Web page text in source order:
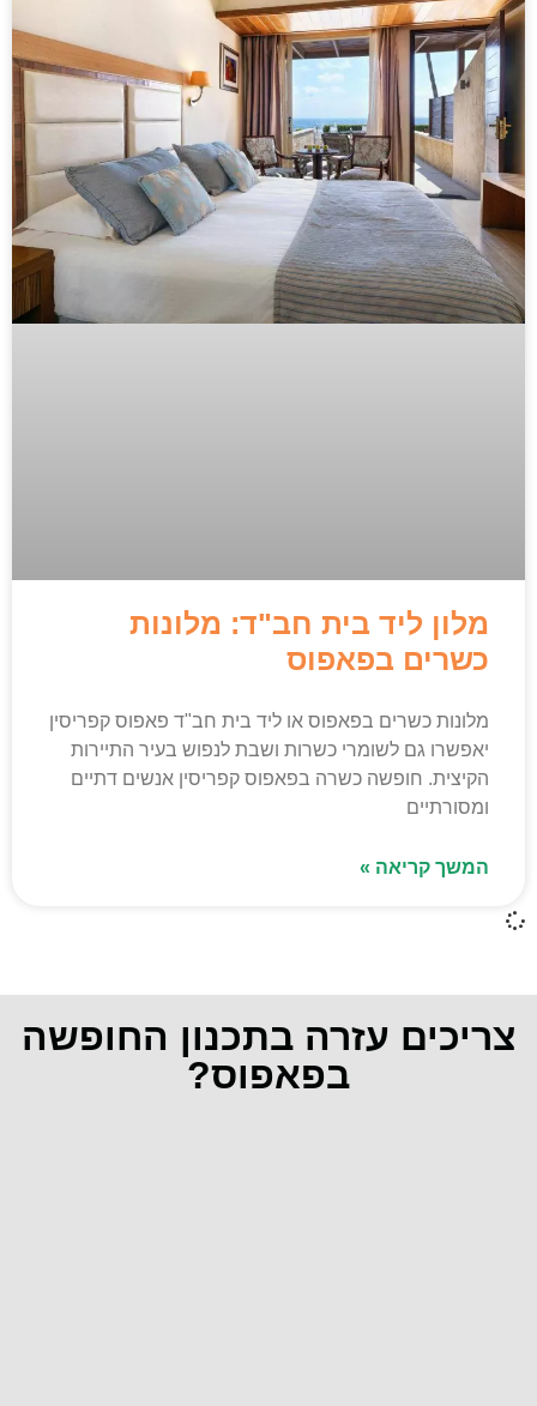
מלון ליד בית חב"ד: מלונות
כשרים בפאפוס
מלונות כשרים בפאפוס או ליד בית חב"ד פאפוס קפריסין
יאפשרו גם לשומרי כשרות ושבת לנפוש בעיר התיירות
הקיצית. חופשה כשרה בפאפוס קפריסין אנשים דתיים
ומסורתיים
המשך קריאה »
צריכים עזרה בתכנון החופשה
בפאפוס?